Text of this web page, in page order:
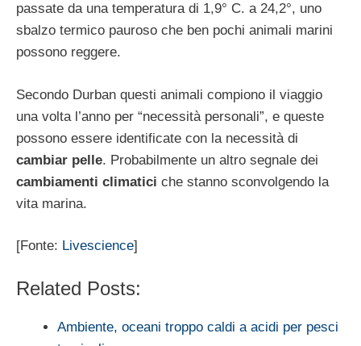
passate da una temperatura di 1,9° C. a 24,2°, uno
sbalzo termico pauroso che ben pochi animali marini
possono reggere.
Secondo Durban questi animali compiono il viaggio
una volta l’anno per “necessità personali”, e queste
possono essere identificate con la necessità di
cambiar pelle. Probabilmente un altro segnale dei
cambiamenti climatici che stanno sconvolgendo la
vita marina.
[Fonte: Livescience]
Related Posts:
Ambiente, oceani troppo caldi a acidi per pesci